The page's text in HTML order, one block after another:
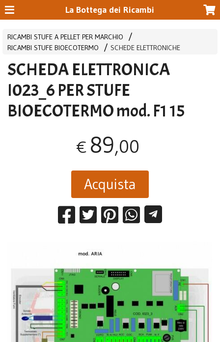
La Bottega dei Ricambi
RICAMBI STUFE A PELLET PER MARCHIO
RICAMBI STUFE BIOECOTERMO
SCHEDE ELETTRONICHE
SCHEDA ELETTRONICA
I023_6 PER STUFE
BIOECOTERMO mod. F1 15
€ 89,00
Acquista